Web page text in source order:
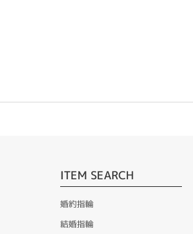
ITEM SEARCH
婚約指輪
結婚指輪